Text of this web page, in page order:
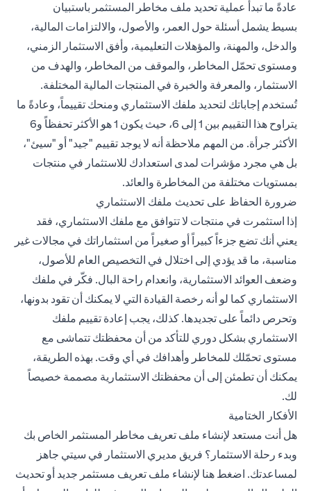
عادةً ما تبدأ عملية تحديد ملف مخاطر المستثمر باستبيان
بسيط يشمل أسئلة حول العمر، والأصول، والالتزامات المالية،
والدخل، والمهنة، والمؤهلات التعليمية، وأفق الاستثمار الزمني،
ومستوى تحمّل المخاطر، والموقف من المخاطر، والهدف من
الاستثمار، والمعرفة والخبرة في المنتجات المالية المختلفة.
تُستخدم إجاباتك لتحديد ملفك الاستثماري ومنحك تقييماً، وعادةً ما
يتراوح هذا التقييم بين 1 إلى 6، حيث يكون 1 هو الأكثر تحفظاً و6
الأكثر جرأة. من المهم ملاحظة أنه لا يوجد تقييم "جيد" أو "سيئ"،
بل هي مجرد مؤشرات لمدى استعدادك للاستثمار في منتجات
بمستويات مختلفة من المخاطرة والعائد.
ضرورة الحفاظ على تحديث ملفك الاستثماري
إذا استثمرت في منتجات لا تتوافق مع ملفك الاستثماري، فقد
يعني أنك تضع جزءاً كبيراً أو صغيراً من استثماراتك في مجالات غير
مناسبة، ما قد يؤدي إلى اختلال في التخصيص العام للأصول،
وضعف العوائد الاستثمارية، وانعدام راحة البال. فكّر في ملفك
الاستثماري كما لو أنه رخصة القيادة التي لا يمكنك أن تقود بدونها،
وتحرص دائماً على تجديدها. كذلك، يجب إعادة تقييم ملفك
الاستثماري بشكل دوري للتأكد من أن محفظتك تتماشى مع
مستوى تحمّلك للمخاطر وأهدافك في أي وقت. بهذه الطريقة،
يمكنك أن تطمئن إلى أن محفظتك الاستثمارية مصممة خصيصاً
لك.
الأفكار الختامية
هل أنت مستعد لإنشاء ملف تعريف مخاطر المستثمر الخاص بك
وبدء رحلة الاستثمار؟ فريق مديري الاستثمار في سيتي جاهز
لمساعدتك. اضغط هنا لإنشاء ملف تعريف مستثمر جديد أو تحديث